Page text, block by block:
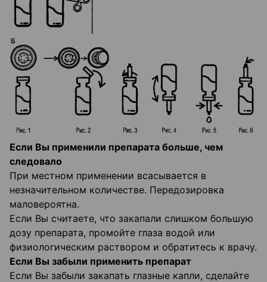
Если Вы применили препарата больше, чем
следовало
При местном применении всасывается в
незначительном количестве. Передозировка
маловероятна.
Если Вы считаете, что закапали слишком большую
дозу препарата, промойте глаза водой или
физиологическим раствором и обратитесь к врачу.
Если Вы забыли применить препарат
Если Вы забыли закапать глазные капли, сделайте